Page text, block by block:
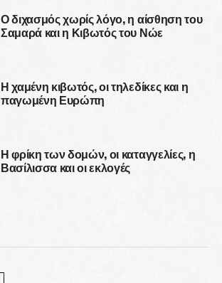
Ο διχασμός χωρίς λόγο, η αίσθηση του
Σαμαρά και η Κιβωτός του Νώε
Η χαμένη κιβωτός, οι τηλεδίκες και η
παγωμένη Ευρώπη
Η φρίκη των δομών, οι καταγγελίες, η
Βασίλισσα και οι εκλογές